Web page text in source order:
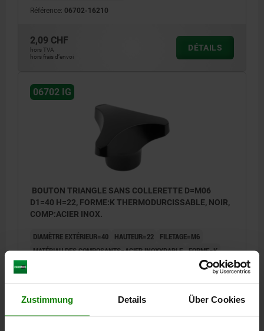
Zustimmung Details Über Cookies
Référence: 06702-16210
2,09 CHF
hors TVA
hors frais d’envoi
DÉTAILS
06702 IG
BOUTON TRIANGLE SANS COLLERETTE D=M06
D1=40 H=22, FORME:K THERMODURCISSABLE, NOIR,
COMP:ACIER INOX.
DIAMÈTRE EXTÉRIEUR=40 HAUTEUR=22
FILETAGE=M6
MATÉRIAU DES COMPOSANTS=ACIER INOXYDABLE FORME=K